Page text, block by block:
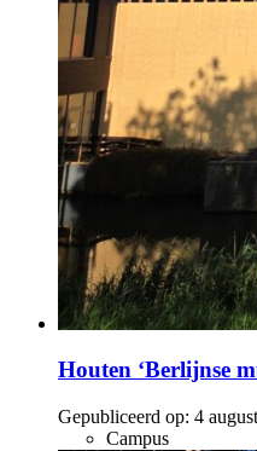
Houten ‘Berlijnse
Gepubliceerd op: 4
Campus